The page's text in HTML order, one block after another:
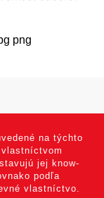
png
na týchto
jej know-
podľa
vlastníctvo.